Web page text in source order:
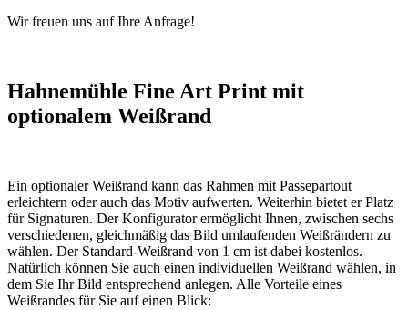
Wir freuen uns auf Ihre Anfrage!
Hahnemühle Fine Art Print mit
optionalem Weißrand
Ein optionaler Weißrand kann das Rahmen mit Passepartout
erleichtern oder auch das Motiv aufwerten. Weiterhin bietet er Platz
für Signaturen. Der Konfigurator ermöglicht Ihnen, zwischen sechs
verschiedenen, gleichmäßig das Bild umlaufenden Weißrändern zu
wählen. Der Standard-Weißrand von 1 cm ist dabei kostenlos.
Natürlich können Sie auch einen individuellen Weißrand wählen, in
dem Sie Ihr Bild entsprechend anlegen. Alle Vorteile eines
Weißrandes für Sie auf einen Blick: